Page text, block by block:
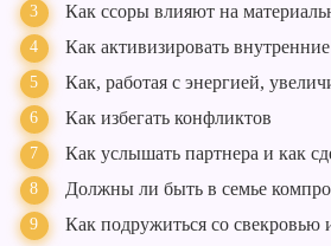
Как ссоры влияют на
Как активизировать
Как, работая с энергией,
Как избегать конфликтов
Как услышать партнера и как
Должны ли быть в семье
Как подружиться со свекровью